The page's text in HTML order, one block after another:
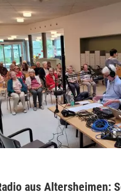
aus Altersheimen: